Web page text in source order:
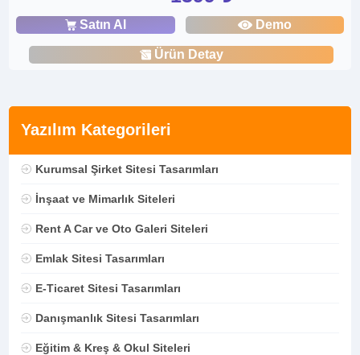
Yazılım Kategorileri
Kurumsal Şirket Sitesi Tasarımları
İnşaat ve Mimarlık Siteleri
Rent A Car ve Oto Galeri Siteleri
Emlak Sitesi Tasarımları
E-Ticaret Sitesi Tasarımları
Danışmanlık Sitesi Tasarımları
Eğitim & Kreş & Okul Siteleri
Satın Al Demo
Ürün Detay